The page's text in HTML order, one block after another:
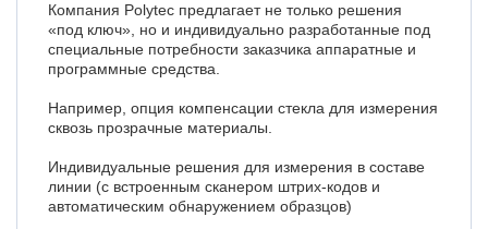
Компания Polytec предлагает не только решения
«под ключ», но и индивидуально разработанные под
специальные потребности заказчика аппаратные и
программные средства.
Например, опция компенсации стекла для измерения
сквозь прозрачные материалы.
Индивидуальные решения для измерения в составе
линии (с встроенным сканером штрих-кодов и
автоматическим обнаружением образцов)